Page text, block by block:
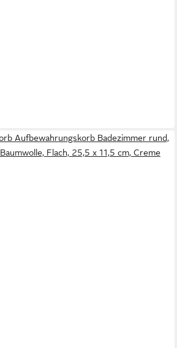
Aufbewahrungskorb Badezimmer rund,
Flach, 25,5 x 11,5 cm, Creme